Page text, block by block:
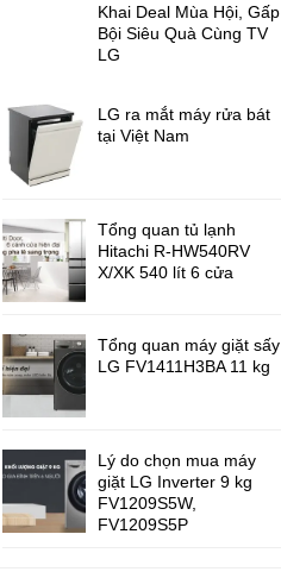
Khai Deal Mùa Hội, Gấp
Bội Siêu Quà Cùng TV
LG
LG ra mắt máy rửa bát
tại Việt Nam
Tổng quan tủ lạnh
Hitachi R-HW540RV
X/XK 540 lít 6 cửa
Tổng quan máy giặt sấy
LG FV1411H3BA 11 kg
Lý do chọn mua máy
giặt LG Inverter 9 kg
FV1209S5W,
FV1209S5P